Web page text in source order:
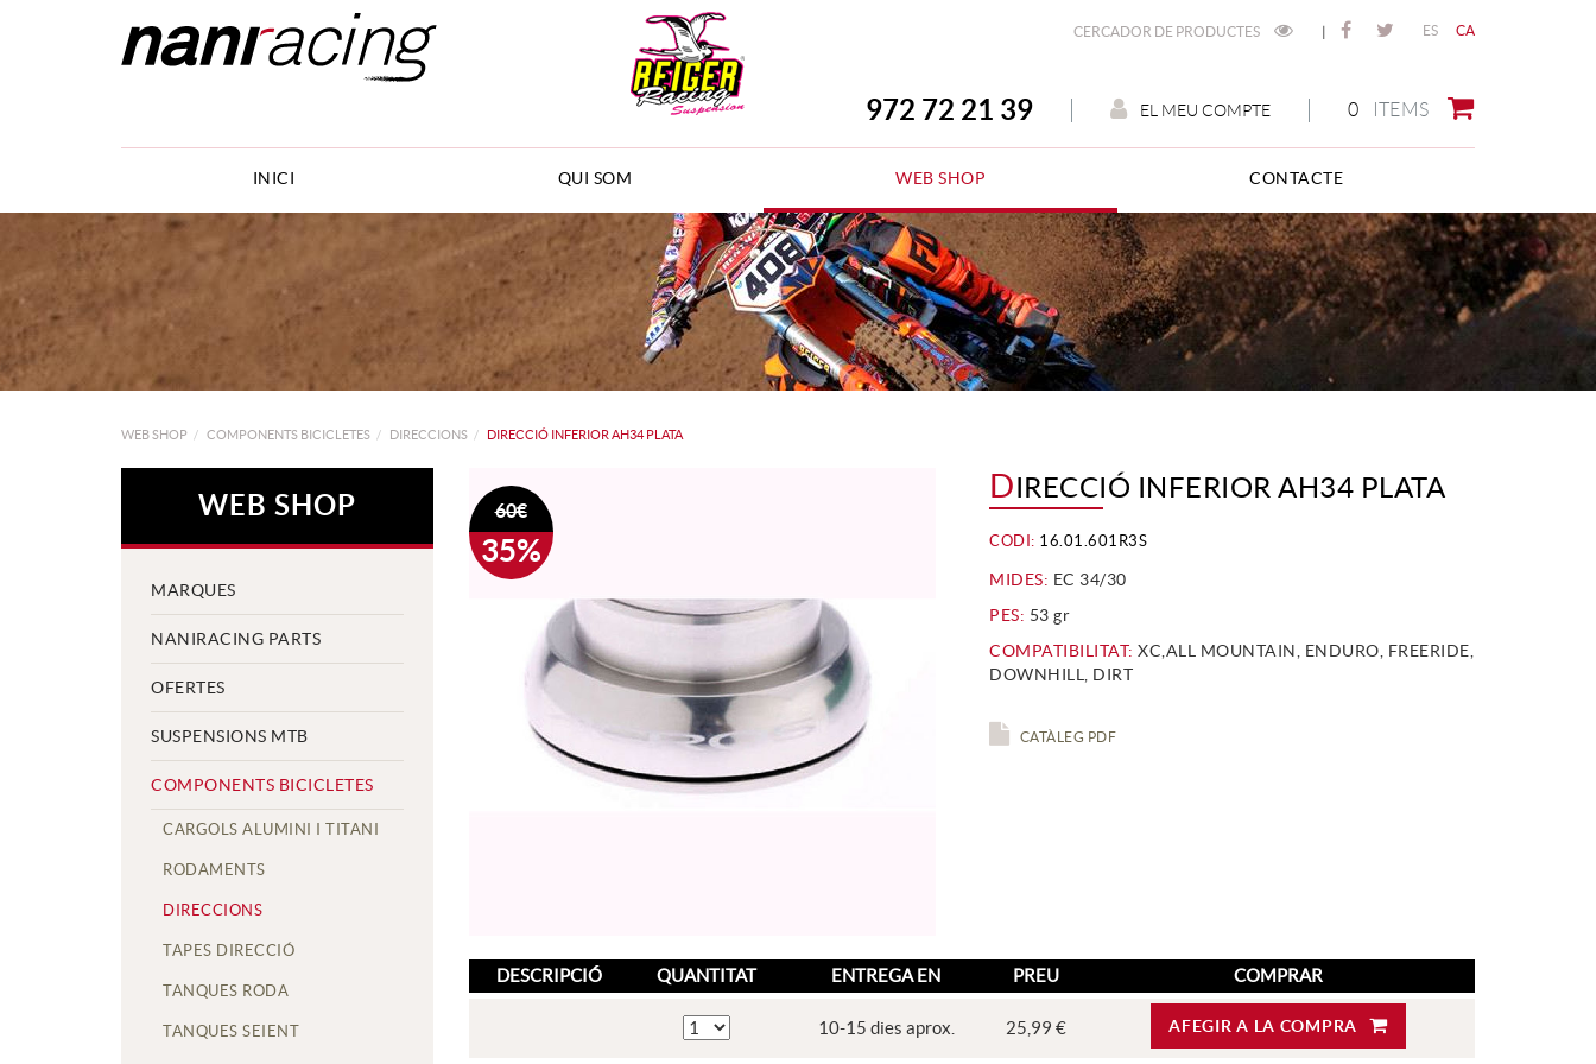
ES CA
CERCADOR DE PRODUCTES |
0 ITEMS
EL MEU COMPTE
972 72 21 39
INICI QUI SOM WEB SHOP CONTACTE
WEB SHOP COMPONENTS BICICLETES DIRECCIONS DIRECCIÓ INFERIOR AH34 PLATA
WEB SHOP
MARQUES
NANIRACING PARTS
OFERTES
SUSPENSIONS MTB
COMPONENTS BICICLETES
CARGOLS ALUMINI I TITANI
RODAMENTS
DIRECCIONS
TAPES DIRECCIÓ
TANQUES RODA
TANQUES SEIENT
60€
35%
DIRECCIÓ INFERIOR AH34 PLATA
CODI: 16.01.601R3S
MIDES: EC 34/30
PES: 53 gr
COMPATIBILITAT: XC,ALL MOUNTAIN, ENDURO, FREERIDE,
DOWNHILL, DIRT
CATÀLEG PDF
DESCRIPCIÓ QUANTITAT ENTREGA EN PREU COMPRAR
10-15 dies aprox. 25,99 € AFEGIR A LA COMPRA